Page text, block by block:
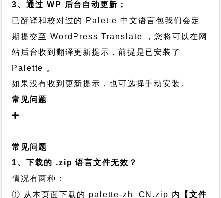
3、通过 WP 后台自动更新；
已翻译和校对过的 Palette 中文语言包我们会定
期提交至 WordPress Translate ，您将可以在网
站后台收到翻译更新提示，前提是已安装了
Palette 。
如果没有收到更新提示，也可选择手动安装。
常见问题
常见问题
1、下载的 .zip 语言文件无效？
情况有两种：
① 从本页面下载的 palette-zh_CN.zip 内
【文件